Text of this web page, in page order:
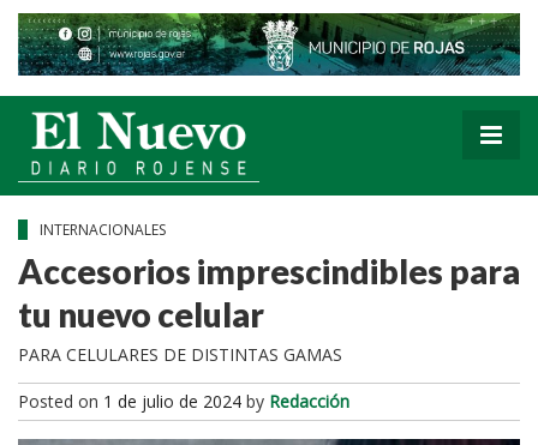
INTERNACIONALES
Accesorios imprescindibles para
tu nuevo celular
PARA CELULARES DE DISTINTAS GAMAS
Posted on 1 de julio de 2024 by Redacción